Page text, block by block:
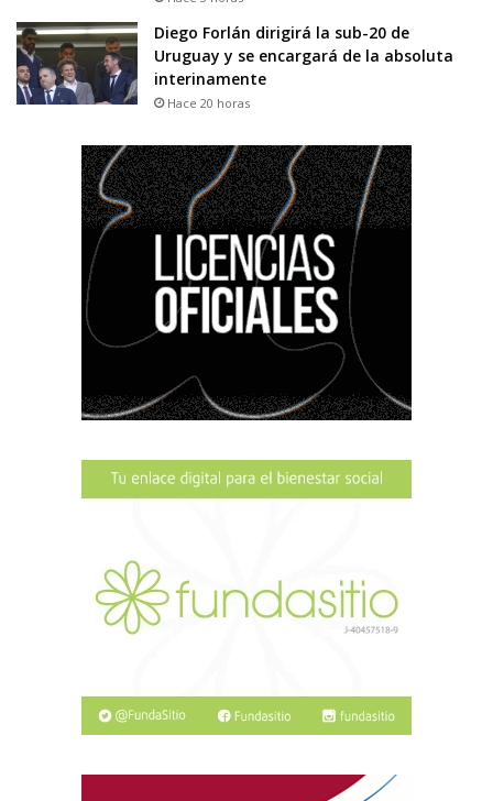
Diego Forlán dirigirá la sub-20 de
Uruguay y se encargará de la absoluta
interinamente
Hace 20 horas